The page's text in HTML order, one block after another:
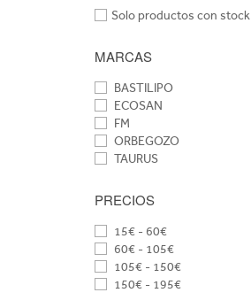
Solo productos con stock
MARCAS
BASTILIPO
ECOSAN
FM
ORBEGOZO
TAURUS
PRECIOS
15€ - 60€
60€ - 105€
105€ - 150€
150€ - 195€